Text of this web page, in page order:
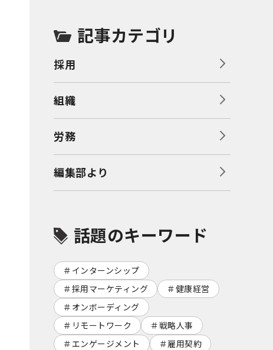
記事カテゴリ
採用
組織
労務
編集部より
話題のキーワード
インターンシップ
採用マーケティング
健康経営
オンボーディング
リモートワーク
戦略人事
エンゲージメント
雇用契約